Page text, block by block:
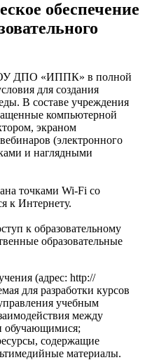
обеспечение
ДПО «ИППК» в полной
для создания
В составе учреждения
компьютерной
экраном
(электронного
и наглядными
точками Wi-Fi со
к Интернету.
к образовательному
образовательные
(адрес: http://
для разработки курсов
учебным
между
обучающимися;
содержащие
материалы.